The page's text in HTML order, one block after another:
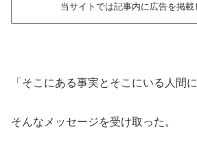
当サイトでは記事内に広告を掲載
「そこにある事実とそこにいる人間
そんなメッセージを受け取った。